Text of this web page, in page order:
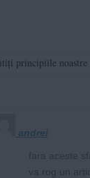
principiile noastre
andrei